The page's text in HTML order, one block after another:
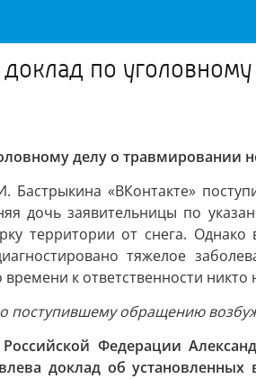
по
делу о травмировании
Бастрыкина «ВКонтакте»
дочь заявительницы по
территории от снега.
тяжелое
к ответственности никто
поступившему обращению
Российской Федерации
доклад об